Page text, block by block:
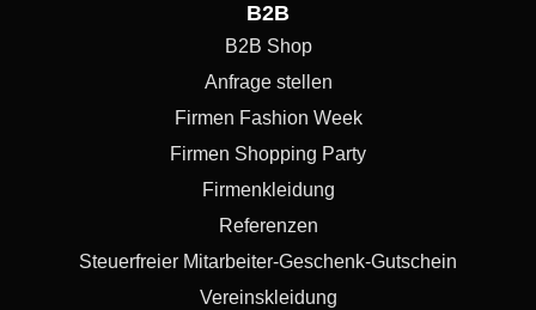
B2B
B2B Shop
Anfrage stellen
Firmen Fashion Week
Firmen Shopping Party
Firmenkleidung
Referenzen
Steuerfreier Mitarbeiter-Geschenk-Gutschein
Vereinskleidung